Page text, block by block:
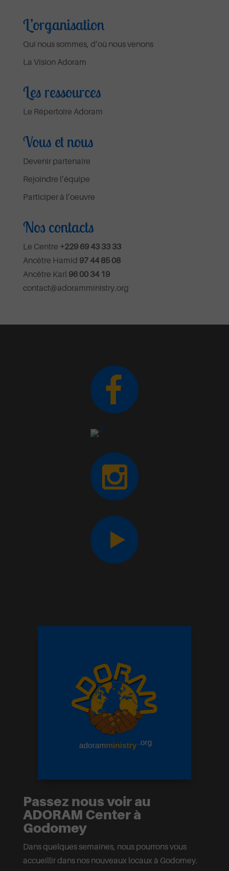
L’organisation
Qui nous sommes, d’où nous venons
La Vision Adoram
Les ressources
Le Répertoire Adoram
Vous et nous
Devenir partenaire
Rejoindre l’équipe
Participer à l’oeuvre
Nos contacts
Le Centre +229 69 43 33 33
Ancêtre Hamid 97 44 85 08
Ancêtre Karl 96 00 34 19
contact@adoramministry.org
Passez nous voir au
ADORAM Center à
Godomey
Dans quelques semaines, nous pourrons vous
accueillir dans nos nouveaux locaux à Godomey.